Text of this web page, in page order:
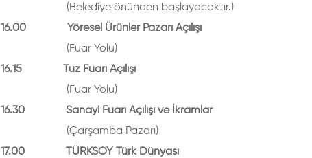
(Belediye önünden başlayacaktır.)
16.00 Yöresel Ürünler Pazarı Açılışı
(Fuar Yolu)
16.15 Tuz Fuarı Açılışı
(Fuar Yolu)
16.30 Sanayi Fuarı Açılışı ve İkramlar
(Çarşamba Pazarı)
17.00 TÜRKSOY Türk Dünyası